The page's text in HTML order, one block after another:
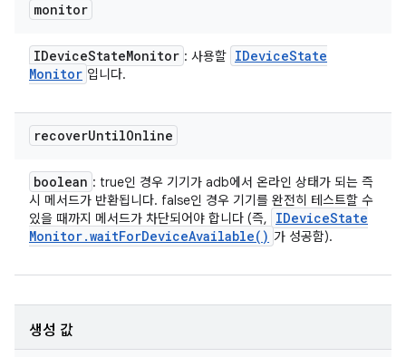
monitor
IDeviceStateMonitor : 사용할 IDeviceState
Monitor 입니다.
recoverUntilOnline
boolean : true인 경우 기기가 adb에서 온라인 상태가 되는 즉
시 메서드가 반환됩니다. false인 경우 기기를 완전히 테스트할 수
있을 때까지 메서드가 차단되어야 합니다 (즉,
IDeviceState
Monitor.waitForDeviceAvailable( ) 가 성공함).
생성 값